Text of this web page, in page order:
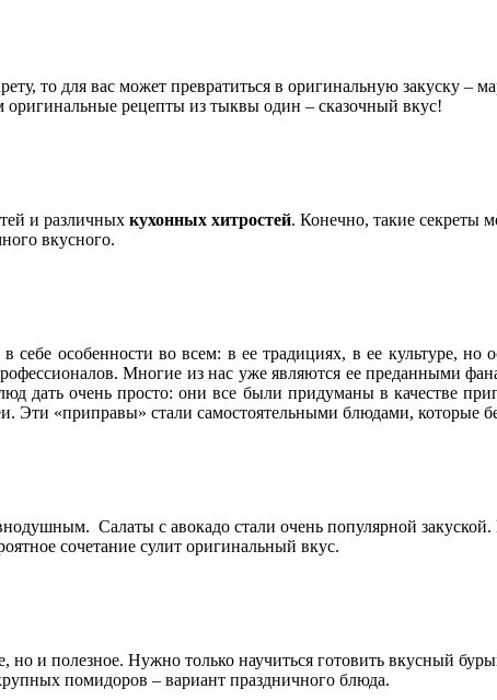
то для вас может превратиться в оригинальную закуску –
рецепты из тыквы один – сказочный вкус!
и различных кухонных хитростей. Конечно, такие секреты
вкусного.
себе особенности во всем: в ее традициях, в ее культуре,
Многие из нас уже являются ее преданными
дать очень просто: они все были придуманы в качестве
Эти «приправы» стали самостоятельными блюдами, которые
Салаты с авокадо стали очень популярной
сочетание сулит оригинальный вкус.
и полезное. Нужно только научиться готовить вкусный
помидоров – вариант праздничного блюда.